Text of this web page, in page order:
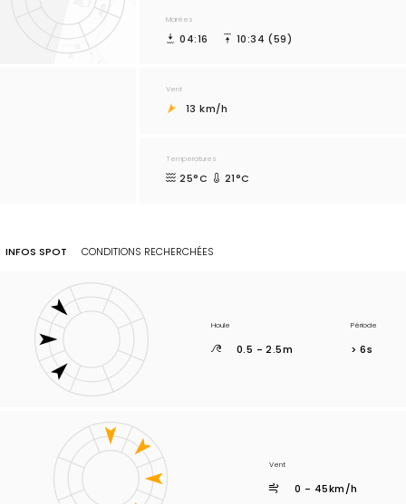
Vent
13 km/h
Marées
04:16 10:34 (59)
Temperatures
25°C 21°C
INFOS SPOT CONDITIONS RECHERCHÉES
Vent
0 - 45km/h
Houle
0.5 - 2.5m
Période
> 6s